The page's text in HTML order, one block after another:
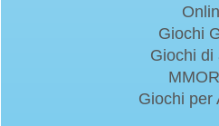
Giochi
Giochi di
Giochi per